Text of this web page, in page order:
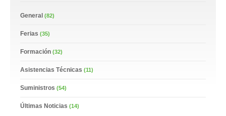
General (82)
Ferias (35)
Formación (32)
Asistencias Técnicas (11)
Suministros (54)
Últimas Noticias (14)